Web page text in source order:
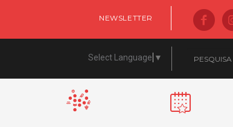
NEWSLETTER
Select Language ▼